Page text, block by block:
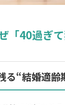
「40過ぎ
る“結婚適齢